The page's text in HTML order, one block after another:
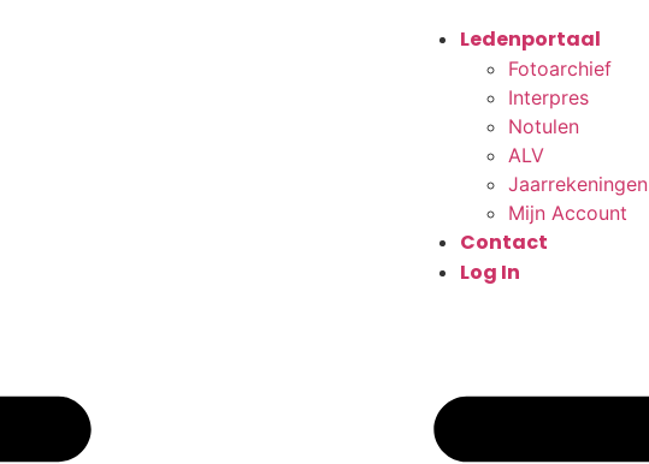
Ledenportaal
Fotoarchief
Interpres
Notulen
ALV
Jaarrekeningen
Mijn Account
Contact
Log In